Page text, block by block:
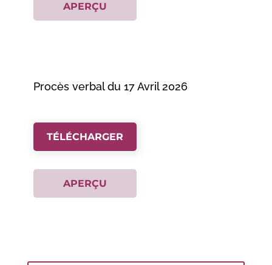
APERÇU
Procès verbal du 17 Avril 2026
TÉLÉCHARGER
APERÇU